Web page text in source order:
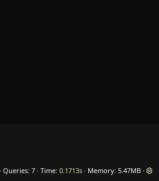
Queries 7 Time 0.1713s Memory 5.47MB